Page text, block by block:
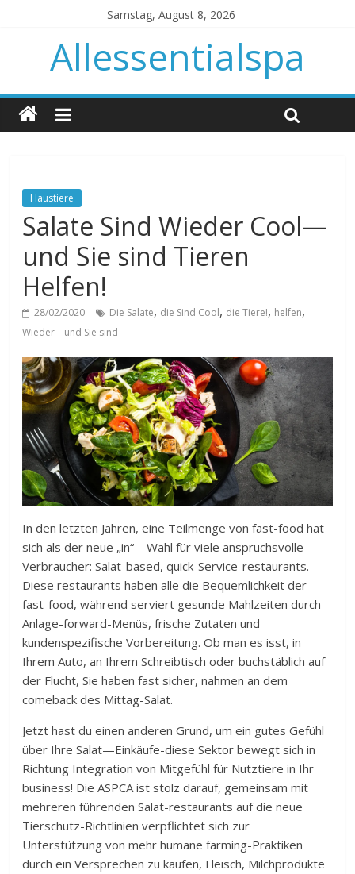
Samstag, August 8, 2026
Allessentialspa
Haustiere
Salate Sind Wieder Cool—
und Sie sind Tieren
Helfen!
28/02/2020 Die Salate, die Sind Cool, die Tiere!, helfen,
Wieder—und Sie sind
In den letzten Jahren, eine Teilmenge von fast-food hat
sich als der neue „in“ – Wahl für viele anspruchsvolle
Verbraucher: Salat-based, quick-Service-restaurants.
Diese restaurants haben alle die Bequemlichkeit der
fast-food, während serviert gesunde Mahlzeiten durch
Anlage-forward-Menüs, frische Zutaten und
kundenspezifische Vorbereitung. Ob man es isst, in
Ihrem Auto, an Ihrem Schreibtisch oder buchstäblich auf
der Flucht, Sie haben fast sicher, nahmen an dem
comeback des Mittag-Salat.
Jetzt hast du einen anderen Grund, um ein gutes Gefühl
über Ihre Salat—Einkäufe-diese Sektor bewegt sich in
Richtung Integration von Mitgefühl für Nutztiere in Ihr
business! Die ASPCA ist stolz darauf, gemeinsam mit
mehreren führenden Salat-restaurants auf die neue
Tierschutz-Richtlinien verpflichtet sich zur
Unterstützung von mehr humane farming-Praktiken
durch ein Versprechen zu kaufen, Fleisch, Milchprodukte